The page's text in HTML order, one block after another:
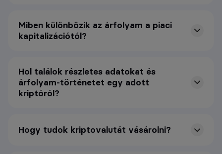
Miben különbözik az árfolyam a piaci
kapitalizációtól?
Hol találok részletes adatokat és
árfolyam-történetet egy adott
kriptóról?
Hogy tudok kriptovalutát vásárolni?